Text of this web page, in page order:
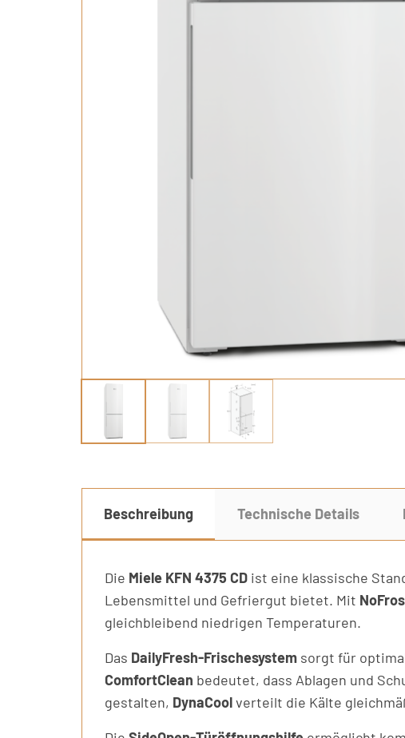
Beschreibung Technische Details
Die Miele KFN 4375 CD ist eine klassische
Lebensmittel und Gefriergut bietet. Mit
gleichbleibend niedrigen Temperaturen.
Das DailyFresh-Frischesystem sorgt für
ComfortClean bedeutet, dass Ablagen und
gestalten, DynaCoolverteilt die Kälte